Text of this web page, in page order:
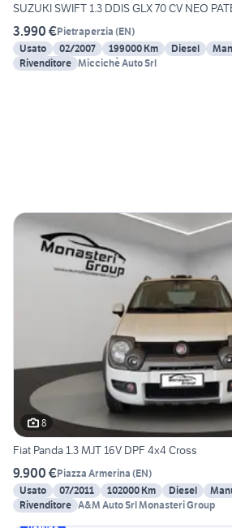
SUZUKI SWIFT 1.3 DDIS GLX 70 CV NEO
3.990 €Pietraperzia (EN)
Usato
02/2007 199000 Km Diesel
Rivenditore Miccichè Auto Srl
8
Fiat Panda 1.3 MJT 16V DPF 4x4 Cross
9.900 €Piazza Armerina (EN)
Usato
07/2011 102000 Km Diesel
Rivenditore A&M Auto Srl Monasteri Group